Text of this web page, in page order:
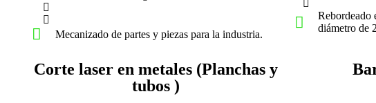
Mecanizado de partes y piezas para la industria.
Rebordeado
diámetro de
Corte laser en metales (Planchas y
tubos )